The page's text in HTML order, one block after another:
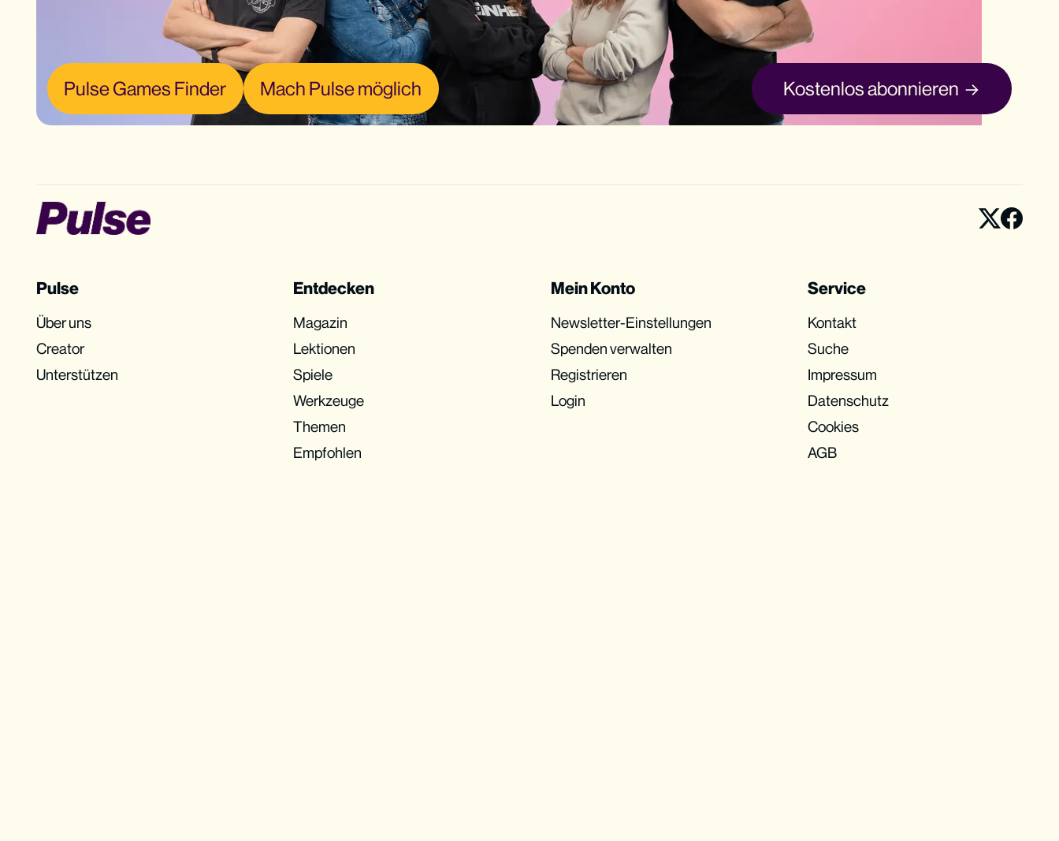
Pulse Games Finder Mach Pulse möglich Kostenlos abonnieren
Pulse
Über uns
Creator
Unterstützen
Entdecken
Magazin
Lektionen
Spiele
Werkzeuge
Themen
Empfohlen
Mein Konto
Newsletter-Einstellungen
Spenden verwalten
Registrieren
Login
Service
Kontakt
Suche
Impressum
Datenschutz
Cookies
AGB